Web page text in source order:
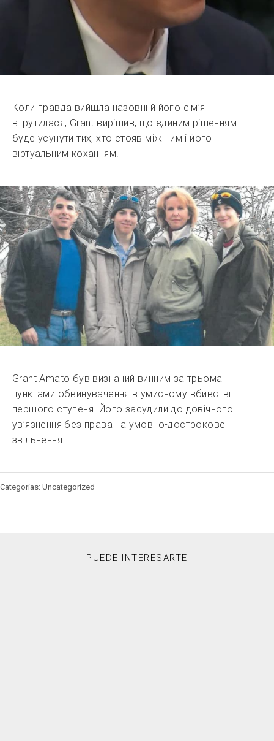
Коли правда вийшла назовні й його сім’я
втрутилася, Grant вирішив, що єдиним рішенням
буде усунути тих, хто стояв між ним і його
віртуальним коханням.
Grant Amato був визнаний винним за трьома
пунктами обвинувачення в умисному вбивстві
першого ступеня. Його засудили до довічного
ув’язнення без права на умовно-дострокове
звільнення
Categorías: Uncategorized
PUEDE INTERESARTE